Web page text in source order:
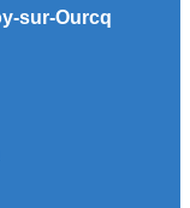
sur-Ourcq